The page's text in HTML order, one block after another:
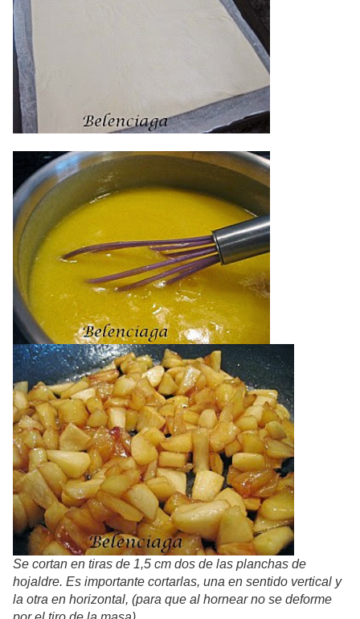
Se cortan en tiras de 1,5 cm dos de las planchas de
hojaldre. Es importante cortarlas, una en sentido vertical y
la otra en horizontal, (para que al hornear no se deforme